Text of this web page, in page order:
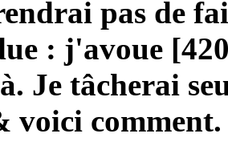
pas de
: j'avoue
Je tâcherai
voici comment.